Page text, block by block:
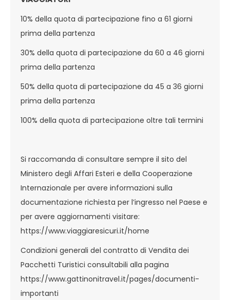
10% della quota di partecipazione fino a 61 giorni
prima della partenza
30% della quota di partecipazione da 60 a 46 giorni
prima della partenza
50% della quota di partecipazione da 45 a 36 giorni
prima della partenza
100% della quota di partecipazione oltre tali termini
Si raccomanda di consultare sempre il sito del
Ministero degli Affari Esteri e della Cooperazione
Internazionale per avere informazioni sulla
documentazione richiesta per l’ingresso nel Paese e
per avere aggiornamenti visitare:
https://www.viaggiaresicuri.it/home
Condizioni generali del contratto di Vendita dei
Pacchetti Turistici consultabili alla pagina
https://www.gattinonitravel.it/pages/documenti-
importanti